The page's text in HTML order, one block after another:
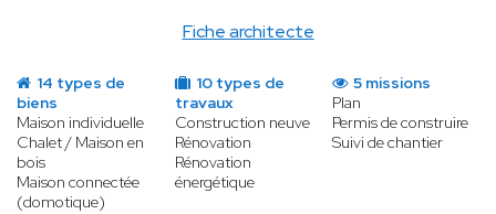
Fiche architecte
14 types de
biens
Maison individuelle
Chalet / Maison en
bois
Maison connectée
(domotique)
10 types de
travaux
Construction neuve
Rénovation
Rénovation
énergétique
5 missions
Plan
Permis de construire
Suivi de chantier